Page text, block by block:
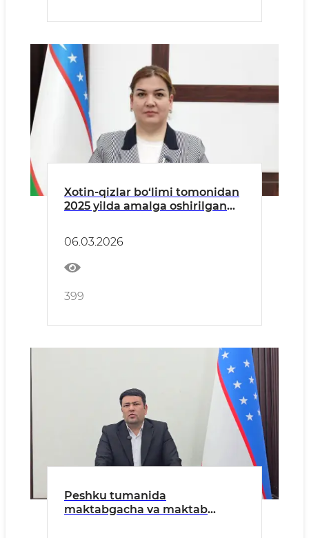
Xotin-qizlar bo‘limi tomonidan
2025 yilda amalga oshirilgan
06.03.2026
399
Peshku tumanida
maktabgacha va maktab